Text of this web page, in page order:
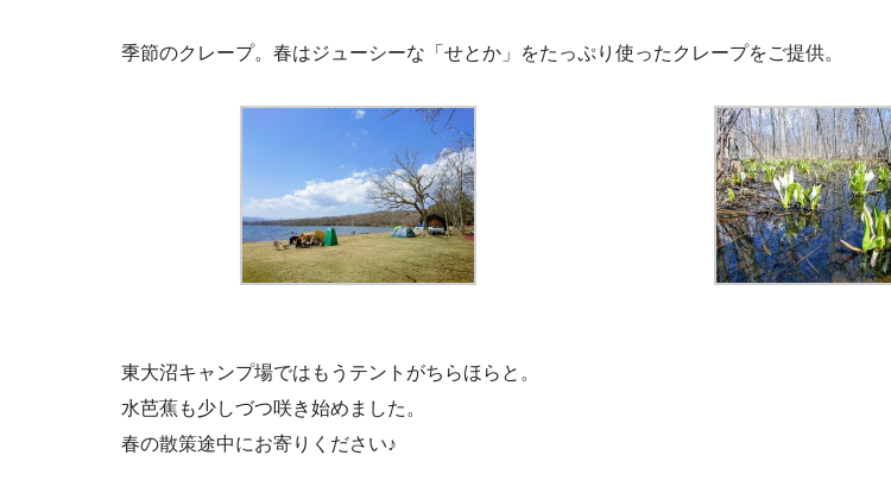
季節のクレープ。春はジューシーな「せとか」をたっぷり使ったクレープをご提供。
東大沼キャンプ場ではもうテントがちらほらと。
水芭蕉も少しづつ咲き始めました。
春の散策途中にお寄りください♪